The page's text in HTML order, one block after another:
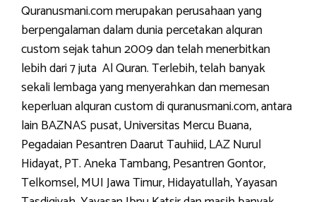
Quranusmani.com merupakan perusahaan yang
berpengalaman dalam dunia percetakan alquran
custom sejak tahun 2009 dan telah menerbitkan
lebih dari 7 juta Al Quran. Terlebih, telah banyak
sekali lembaga yang menyerahkan dan memesan
keperluan alquran custom di quranusmani.com, antara
lain BAZNAS pusat, Universitas Mercu Buana,
Pegadaian Pesantren Daarut Tauhiid, LAZ Nurul
Hidayat, PT. Aneka Tambang, Pesantren Gontor,
Telkomsel, MUI Jawa Timur, Hidayatullah, Yayasan